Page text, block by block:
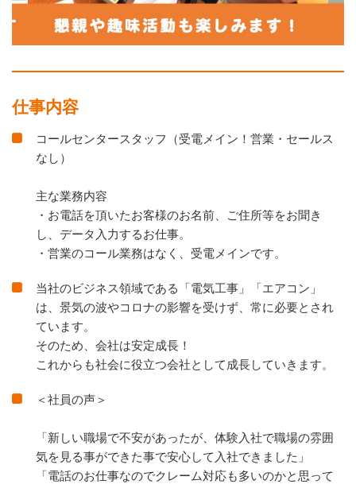
仕事内容
コールセンタースタッフ（受電メイン！営業・セールス
なし）
主な業務内容
・お電話を頂いたお客様のお名前、ご住所等をお聞き
し、データ入力するお仕事。
・営業のコール業務はなく、受電メインです。
当社のビジネス領域である「電気工事」「エアコン」
は、景気の波やコロナの影響を受けず、常に必要とされ
ています。
そのため、会社は安定成長！
これからも社会に役立つ会社として成長していきます。
＜社員の声＞
「新しい職場で不安があったが、体験入社で職場の雰囲
気を見る事ができた事で安心して入社できました」
「電話のお仕事なのでクレーム対応も多いのかと思って